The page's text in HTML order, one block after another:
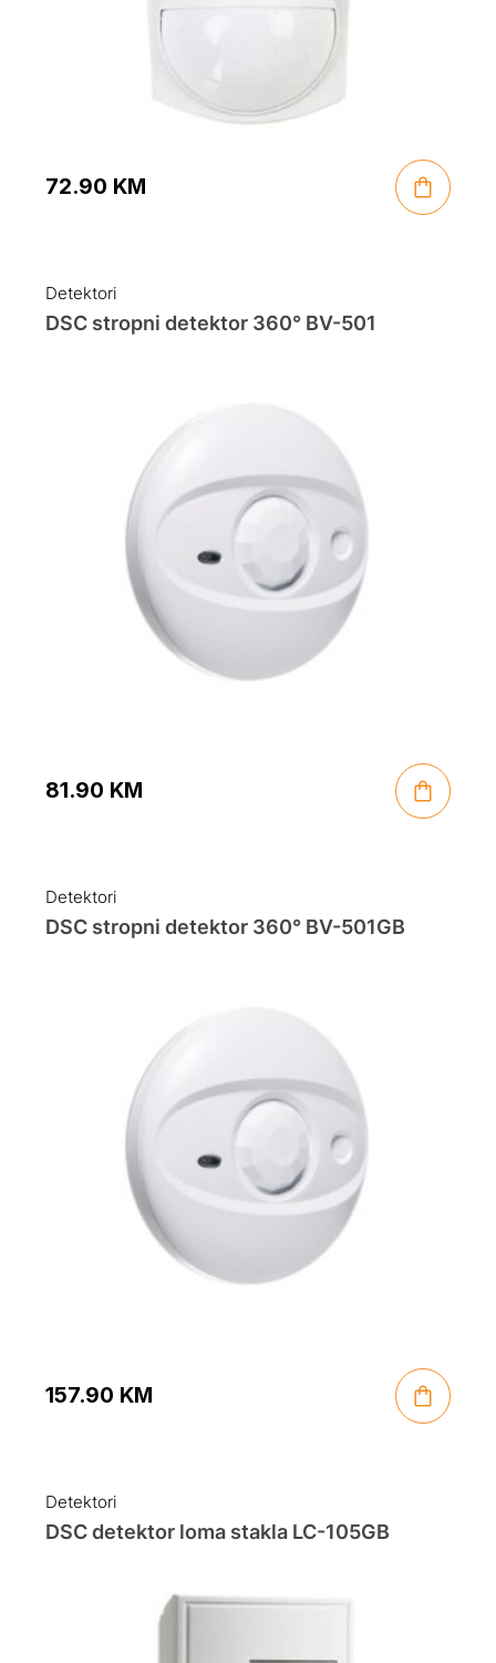
72.90 KM
Detektori
DSC stropni detektor 360° BV-501
81.90 KM
Detektori
DSC stropni detektor 360° BV-501GB
157.90 KM
Detektori
DSC detektor loma stakla LC-105GB